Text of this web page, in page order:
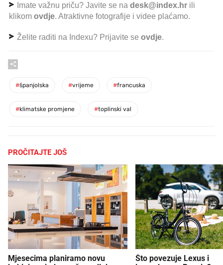
Imate važnu priču? Javite se na desk@index.hr ili
klikom ovdje. Atraktivne fotografije i videe plaćamo.
Želite raditi na Indexu? Prijavite se ovdje.
#španjolska #vrijeme #francuska
#klimatske promjene #toplinski val
PROČITAJTE JOŠ
Mjesecima planiramo novu
Što povezuje Lexus i